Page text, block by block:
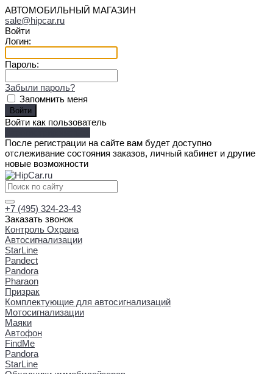
АВТОМОБИЛЬНЫЙ МАГАЗИН
sale@hipcar.ru
Войти
Логин:
Пароль:
Забыли пароль?
Запомнить меня
Войти как пользователь
После регистрации на сайте вам будет доступно
отслеживание состояния заказов, личный кабинет и другие
новые возможности
+7 (495) 324-23-43
Заказать звонок
Контроль Охрана
Автосигнализации
StarLine
Pandect
Pandora
Pharaon
Призрак
Комплектующие для автосигнализаций
Мотосигнализации
Маяки
Автофон
FindMe
Pandora
StarLine